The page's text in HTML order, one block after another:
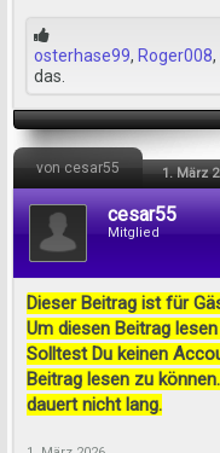
osterhase99, Roger008,
das.
von cesar55 1. März
cesar55
Mitglied
Dieser Beitrag ist für
Um diesen Beitrag
Solltest Du keinen
Beitrag lesen zu
dauert nicht lang.